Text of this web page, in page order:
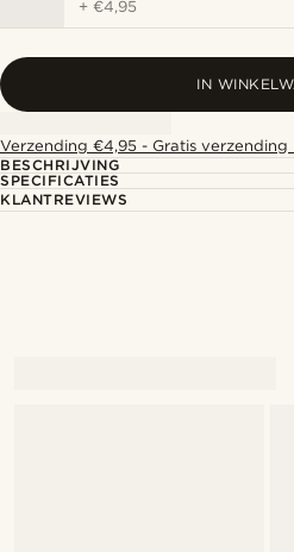
+€4,95
IN
Verzending €4,95 - Gratis
BESCHRIJVING
SPECIFICATIES
KLANTREVIEWS